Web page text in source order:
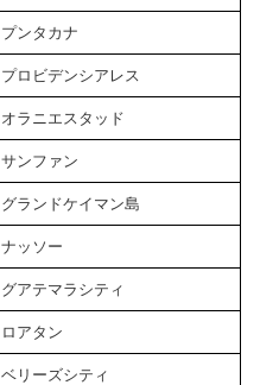
プンタカナ
プロビデンシアレス
オラニエスタッド
サンファン
グランドケイマン島
ナッソー
グアテマラシティ
ロアタン
ベリーズシティ